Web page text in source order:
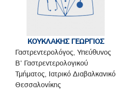
ΚΟΥΚΛΑΚΗΣ ΓΕΩΡΓΙΟΣ
Γαστρεντερολόγος, Υπεύθυνος
Β' Γαστρεντερολογικού
Τμήματος, Ιατρικό Διαβαλκανικό
Θεσσαλονίκης